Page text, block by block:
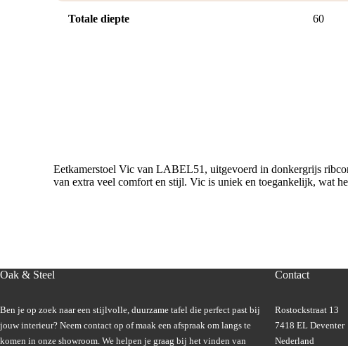
Totale diepte 60
Eetkamerstoel Vic van LABEL51, uitgevoerd in donkergrijs
van extra veel comfort en stijl. Vic is uniek en toegankelijk, wat
Oak & Steel
Ben je op zoek naar een stijlvolle, duurzame tafel die perfect past bij
jouw interieur? Neem contact op of maak een afspraak om langs te
komen in onze showroom. We helpen je graag bij het vinden van
Contact
Rostockstraat 13
7418 EL Deventer
Nederland